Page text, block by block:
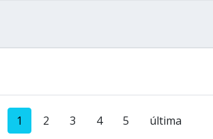
1 2 3 4 5 última